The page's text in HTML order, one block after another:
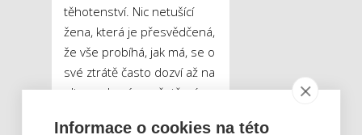
těhotenství. Nic netušící
žena, která je přesvědčená,
že vše probíhá, jak má, se o
své ztrátě často dozví až na
ultrazvukovém vyšetření
Informace o cookies na této